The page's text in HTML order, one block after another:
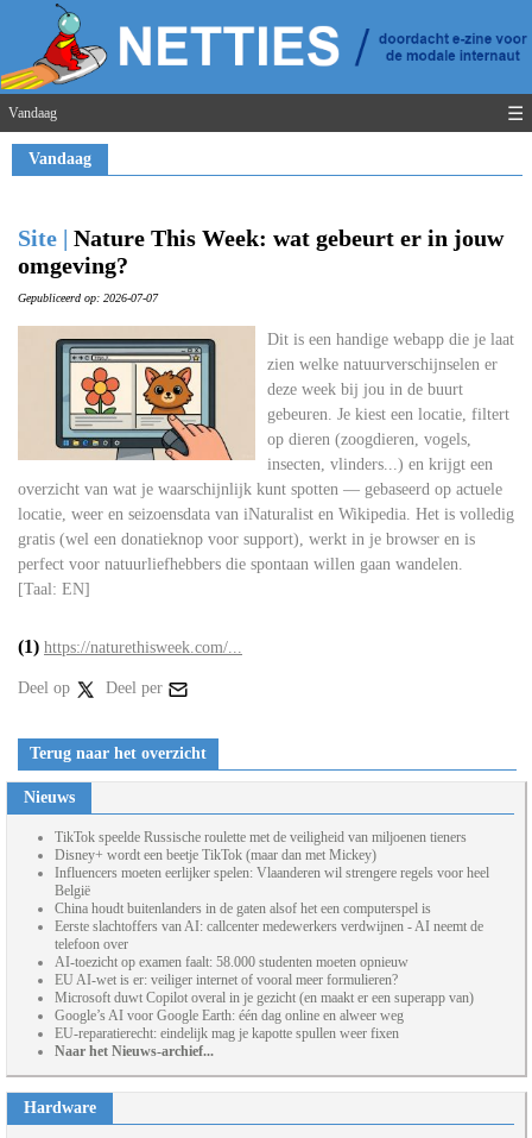
Vandaag ☰
Vandaag
Site | Nature This Week: wat gebeurt er in jouw
omgeving?
Gepubliceerd op: 2026-07-07
Dit is een handige webapp die je laat
zien welke natuurverschijnselen er
deze week bij jou in de buurt
gebeuren. Je kiest een locatie, filtert
op dieren (zoogdieren, vogels,
insecten, vlinders...) en krijgt een
overzicht van wat je waarschijnlijk kunt spotten — gebaseerd op actuele
locatie, weer en seizoensdata van iNaturalist en Wikipedia. Het is volledig
gratis (wel een donatieknop voor support), werkt in je browser en is
perfect voor natuurliefhebbers die spontaan willen gaan wandelen.
[Taal: EN]
(1) https://naturethisweek.com/...
Deel op Deel per
Terug naar het overzicht
Nieuws
TikTok speelde Russische roulette met de veiligheid van miljoenen tieners
Disney+ wordt een beetje TikTok (maar dan met Mickey)
Influencers moeten eerlijker spelen: Vlaanderen wil strengere regels voor heel
België
China houdt buitenlanders in de gaten alsof het een computerspel is
Eerste slachtoffers van AI: callcenter medewerkers verdwijnen - AI neemt de
telefoon over
AI-toezicht op examen faalt: 58.000 studenten moeten opnieuw
EU AI-wet is er: veiliger internet of vooral meer formulieren?
Microsoft duwt Copilot overal in je gezicht (en maakt er een superapp van)
Google’s AI voor Google Earth: één dag online en alweer weg
EU-reparatierecht: eindelijk mag je kapotte spullen weer fixen
Naar het Nieuws-archief...
Hardware